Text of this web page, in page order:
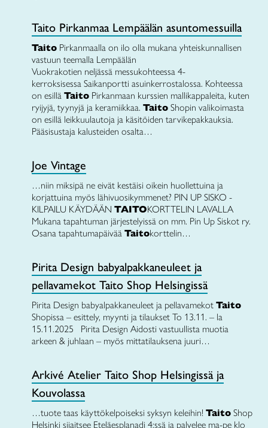
Taito Pirkanmaa Lempäälän asuntomessuilla
Taito Pirkanmaalla on ilo olla mukana yhteiskunnallisen
vastuun teemalla Lempäälän
Vuokrakotien neljässä messukohteessa 4-
kerroksisessa Saikanportti asuinkerrostalossa. Kohteessa
on esillä Taito Pirkanmaan kurssien mallikappaleita, kuten
ryijyjä, tyynyjä ja keramiikkaa. Taito Shopin valikoimasta
on esillä leikkuulautoja ja käsitöiden tarvikepakkauksia.
Pääsisustaja kalusteiden osalta…
Joe Vintage
…niin miksipä ne eivät kestäisi oikein huollettuina ja
korjattuina myös lähivuosikymmenet? PIN UP SISKO -
KILPAILU KÄYDÄÄN TAITOKORTTELIN LAVALLA
Mukana tapahtuman järjestelyissä on mm. Pin Up Siskot ry.
Osana tapahtumapäivää Taitokorttelin…
Pirita Design babyalpakkaneuleet ja
pellavamekot Taito Shop Helsingissä
Pirita Design babyalpakkaneuleet ja pellavamekot Taito
Shopissa – esittely, myynti ja tilaukset To 13.11. – la
15.11.2025 Pirita Design Aidosti vastuullista muotia
arkeen & juhlaan – myös mittatilauksena juuri…
Arkivé Atelier Taito Shop Helsingissä ja
Kouvolassa
…tuote taas käyttökelpoiseksi syksyn keleihin! Taito Shop
Helsinki sijaitsee Eteläesplanadi 4:ssä ja palvelee ma-pe klo